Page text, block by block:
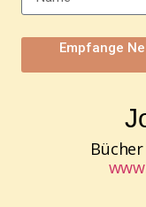
Empfange